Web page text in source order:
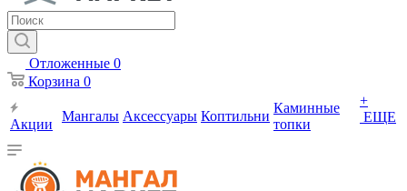
Отложенные 0
Корзина 0
Акции
Мангалы Аксессуары Коптильни
Каминные
топки
+
ЕЩЕ